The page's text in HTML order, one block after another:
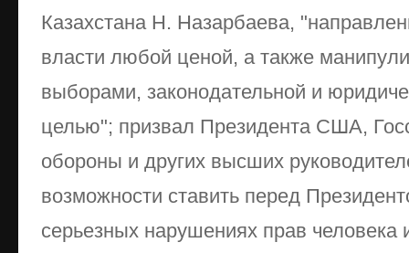
Казахстана Н. Назарбаева,
власти любой ценой, а также
выборами, законодательной и
целью"; призвал Президента США,
обороны и других высших
возможности ставить перед
серьезных нарушениях прав человека